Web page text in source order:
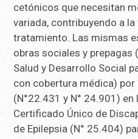
cetónicos que necesitan
variada, contribuyendo a
tratamiento. Las mismas
obras sociales y prepagas
Salud y Desarrollo Social
con cobertura médica) por
(N°22.431 y N° 24.901)
Certificado Único de
de Epilepsia (N° 25.404)